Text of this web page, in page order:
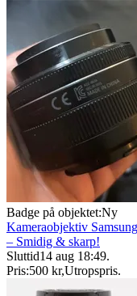
Badge på objektet:Ny
Kameraobjektiv
– Smidig & skarp!
Sluttid14 aug 18:49.
Pris:500 kr,Utropspris.